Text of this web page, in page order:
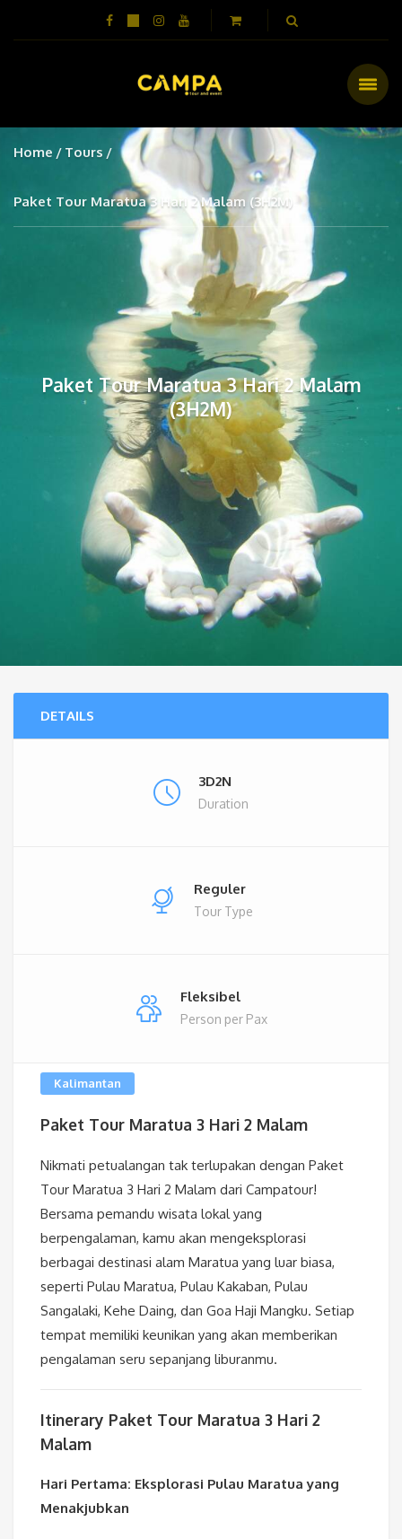
Home Tours
Paket Tour Maratua 3 Hari 2 Malam (3H2M)
Paket Tour Maratua 3 Hari 2 Malam
(3H2M)
DETAILS
3D2N
Duration
Reguler
Tour Type
Fleksibel
Person per Pax
Kalimantan
Paket Tour Maratua 3 Hari 2 Malam
Nikmati petualangan tak terlupakan dengan Paket
Tour Maratua 3 Hari 2 Malam dari Campatour!
Bersama pemandu wisata lokal yang
berpengalaman, kamu akan mengeksplorasi
berbagai destinasi alam Maratua yang luar biasa,
seperti Pulau Maratua, Pulau Kakaban, Pulau
Sangalaki, Kehe Daing, dan Goa Haji Mangku. Setiap
tempat memiliki keunikan yang akan memberikan
pengalaman seru sepanjang liburanmu.
Itinerary Paket Tour Maratua 3 Hari 2
Malam
Hari Pertama: Eksplorasi Pulau Maratua yang
Menakjubkan